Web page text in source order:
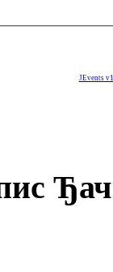
JEvents